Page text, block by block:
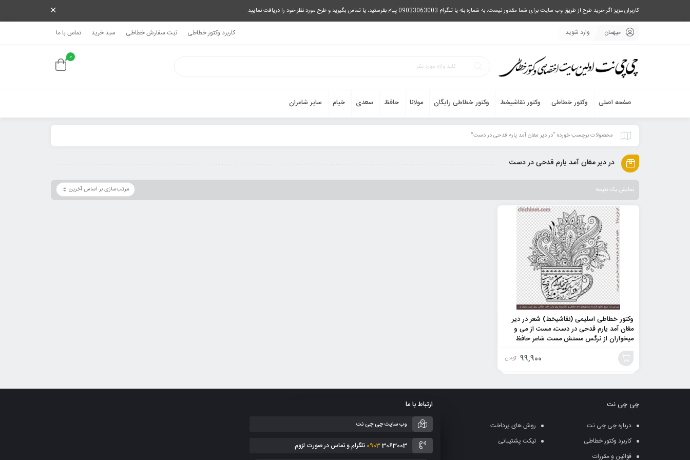
کاربران عزیز اگر خرید طرح از طریق وب سایت برای شما مقدور نیست، به شماره بله یا تلگرام 09033063003 پیام بفرستید، یا تماس بگیرید و طرح مورد نظر خود را دریافت نمایید.
میهمان وارد شوید کاربرد وکتور خطاطی ثبت سفارش خطاطی سبد خرید تماس با ما
0
صفحه اصلی وکتور خطاطی وکتور نقاشیخط وکتور خطاطی رایگان مولانا حافظ سعدی خیام سایر شاعران
محصولات برچسب خورده “در دیر مغان آمد یارم قدحی در دست”
در دیر مغان آمد یارم قدحی در دست
نمایش یک نتیجه
وکتور خطاطی اسلیمی (نقاشیخط) شعر در دیر
مغان آمد یارم قدحی در دست، مست از می و
میخواران از نرگس مستش مست شاعر حافظ
99,900 تومان
چی چی نت
درباره چی چی نت
روش های پرداخت
کاربرد وکتور خطاطی
تیکت پشتیبانی
قوانین و مقررات
ارتباط با ما
وب سایت چی چی نت
09033063003 تلگرام و تماس در صورت لزوم